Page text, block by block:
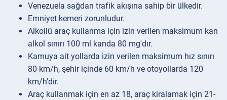
Venezuela sağdan trafik akışına sahip bir ülkedir.
Emniyet kemeri zorunludur.
Alkollü araç kullanma için izin verilen maksimum kan
alkol sınırı 100 ml kanda 80 mg'dır.
Kamuya ait yollarda izin verilen maksimum hız sınırı
80 km/h, şehir içinde 60 km/h ve otoyollarda 120
km/h'dir.
Araç kullanmak için en az 18, araç kiralamak için 21-